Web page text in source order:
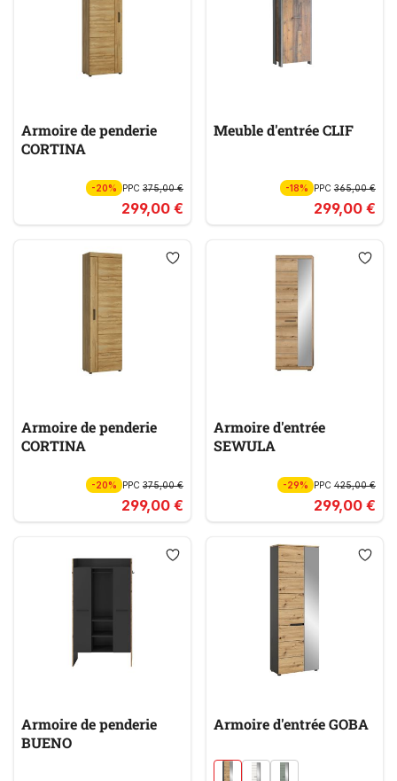
Armoire de penderie
CORTINA
-20% PPC 375,00 €
299,00 €
Meuble d'entrée CLIF
-18% PPC365,00 €
299,00 €
Armoire de penderie
CORTINA
-20% PPC 375,00 €
299,00 €
Armoire d'entrée
SEWULA
-29% PPC425,00 €
299,00 €
Armoire de penderie
BUENO
Armoire d'entrée GOBA